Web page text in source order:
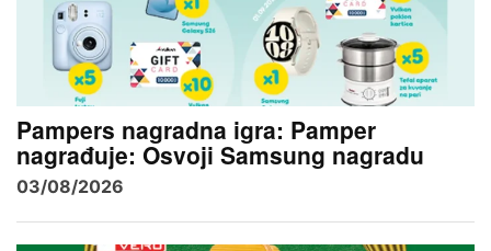
Pampers nagradna igra: Pamper
nagrađuje: Osvoji Samsung nagradu
03/08/2026